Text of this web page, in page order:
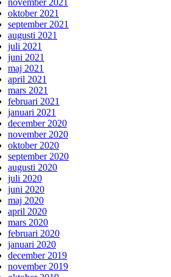
november 2021
oktober 2021
september 2021
augusti 2021
juli 2021
juni 2021
maj 2021
april 2021
mars 2021
februari 2021
januari 2021
december 2020
november 2020
oktober 2020
september 2020
augusti 2020
juli 2020
juni 2020
maj 2020
april 2020
mars 2020
februari 2020
januari 2020
december 2019
november 2019